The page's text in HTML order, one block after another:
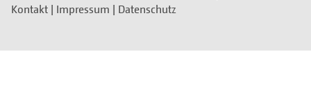
Kontakt | Impressum | Datenschutz